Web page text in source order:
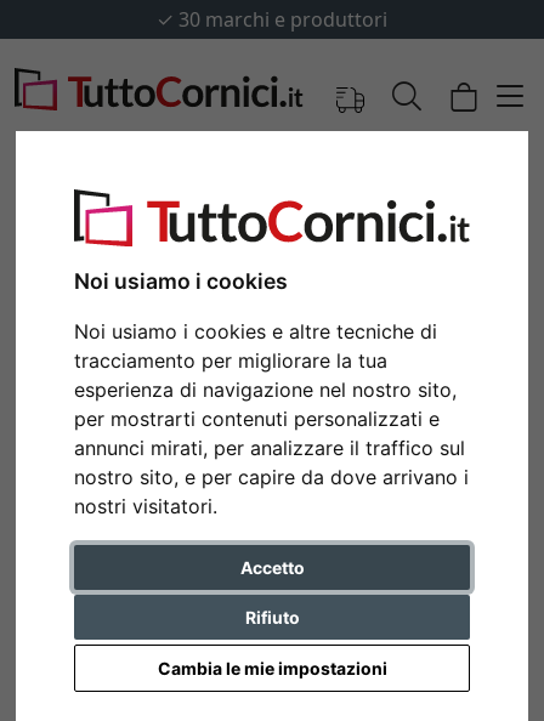
Noi usiamo i cookies
Noi usiamo i cookies e altre tecniche di
tracciamento per migliorare la tua
esperienza di navigazione nel nostro sito,
per mostrarti contenuti personalizzati e
annunci mirati, per analizzare il traffico sul
nostro sito, e per capire da dove arrivano i
nostri visitatori.
Accetto
Rifiuto
Cambia le mie impostazioni
✓ 30 marchi e produttori
Indietro